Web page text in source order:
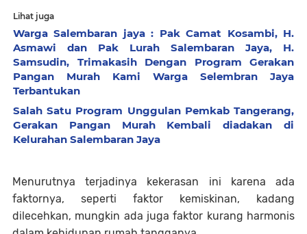
Lihat juga
Warga Salembaran jaya : Pak Camat Kosambi, H.
Asmawi dan Pak Lurah Salembaran Jaya, H.
Samsudin, Trimakasih Dengan Program Gerakan
Pangan Murah Kami Warga Selembran Jaya
Terbantukan
Salah Satu Program Unggulan Pemkab Tangerang,
Gerakan Pangan Murah Kembali diadakan di
Kelurahan Salembaran Jaya
Menurutnya terjadinya kekerasan ini karena ada
faktornya, seperti faktor kemiskinan, kadang
dilecehkan, mungkin ada juga faktor kurang harmonis